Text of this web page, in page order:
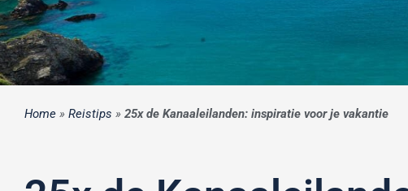
Home » Reistips » 25x de Kanaaleilanden: inspiratie voor je vakantie